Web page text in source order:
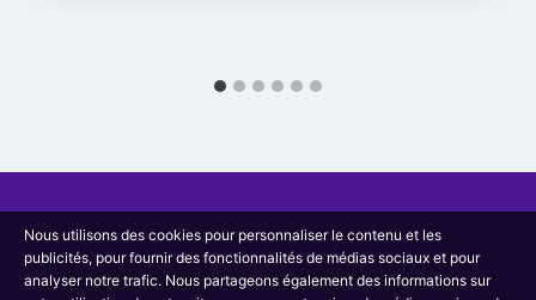
© 2026 ROTARY-LE-BOURGET-AULNAY -
Nous utilisons des cookies pour personnaliser le contenu et les
publicités, pour fournir des fonctionnalités de médias sociaux et pour
analyser notre trafic. Nous partageons également des informations sur